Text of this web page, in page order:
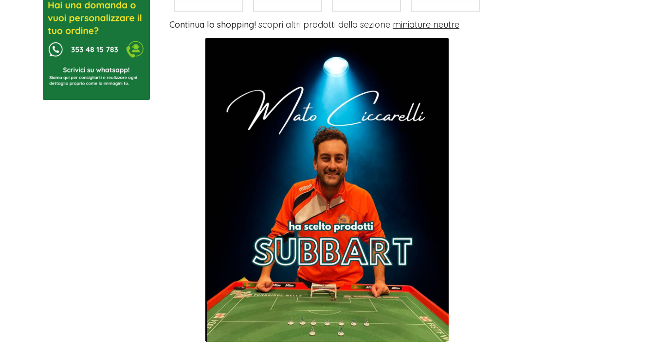
Continua lo shopping!scopri altri prodotti della sezione miniature neutre